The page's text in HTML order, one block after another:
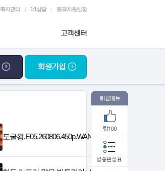
원격지원신청
|
1:1상담
|
쪽지관리
고객센터
도굴왕.E05.260806.450p.WANNA